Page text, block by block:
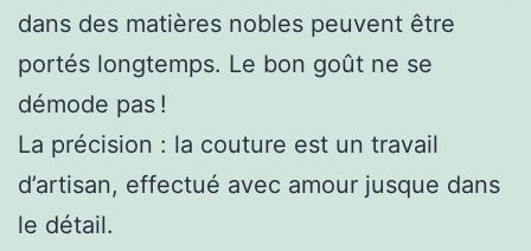
dans des matières nobles peuvent être
portés longtemps. Le bon goût ne se
démode pas !
La précision : la couture est un travail
d’artisan, effectué avec amour jusque dans
le détail.